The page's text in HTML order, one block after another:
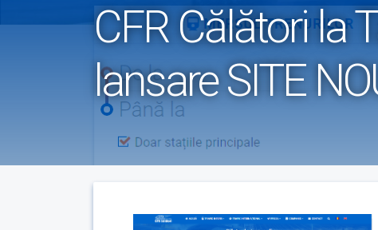
CFR Călători la
lansare SITE